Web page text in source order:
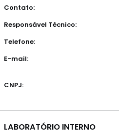
Contato:
Responsável Técnico:
Telefone:
E-mail:
CNPJ:
LABORATÓRIO INTERNO